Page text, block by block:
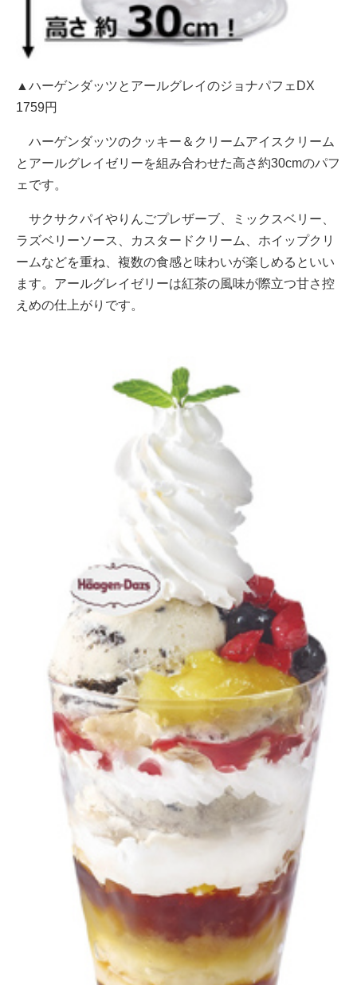
▲ハーゲンダッツとアールグレイのジョナパフェDX
1759円
ハーゲンダッツのクッキー＆クリームアイスクリーム
とアールグレイゼリーを組み合わせた高さ約30cmのパフ
ェです。
サクサクパイやりんごプレザーブ、ミックスベリー、
ラズベリーソース、カスタードクリーム、ホイップクリ
ームなどを重ね、複数の食感と味わいが楽しめるといい
ます。アールグレイゼリーは紅茶の風味が際立つ甘さ控
えめの仕上がりです。